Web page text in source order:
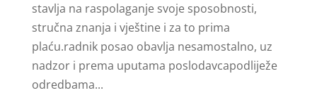
stavlja na raspolaganje svoje sposobnosti,
stručna znanja i vještine i za to prima
plaću.radnik posao obavlja nesamostalno, uz
nadzor i prema uputama poslodavcapodliježe
odredbama...